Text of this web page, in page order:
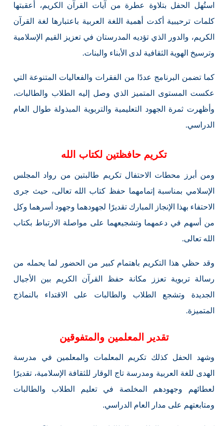
استُهل الحفل بتلاوة عطرة من آيات القرآن الكريم، أعقبتها
كلمات ترحيبية أكدت أهمية اللغة العربية باعتبارها لغة القرآن
الكريم، والدور الذي تؤديه المدرستان في تعزيز القيم الإسلامية
وترسيخ الهوية الثقافية لدى الأبناء والبنات.
كما تضمن البرنامج عددًا من الفقرات والفعاليات المتنوعة التي
عكست المستوى المتميز الذي وصل إليه الطلاب والطالبات،
وأظهرت ثمرة الجهود التعليمية والتربوية المبذولة طوال العام
الدراسي.
تكريم حافظتين لكتاب الله
ومن أبرز محطات الاحتفال تكريم طالبتين من رواد المجلس
الإسلامي بمناسبة إتمامهما حفظ كتاب الله تعالى، حيث جرى
الاحتفاء بهذا الإنجاز المبارك تقديرًا لجهودهما وجهود أسرهما وكل
من أسهم في دعمهما وتشجيعهما على مواصلة الارتباط بكتاب
الله تعالى.
وقد حظي هذا التكريم باهتمام كبير من الحضور لما يحمله من
رسالة تربوية تعزز مكانة حفظ القرآن الكريم بين الأجيال
الجديدة وتشجع الطلاب والطالبات على الاقتداء بالنماذج
المتميزة.
تقدير المعلمين والمتفوقين
وشهد الحفل كذلك تكريم المعلمات والمعلمين في مدرسة
الهدى للغة العربية ومدرسة تاج الوقار للثقافة الإسلامية، تقديرًا
لعطائهم وجهودهم المخلصة في تعليم الطلاب والطالبات
ومتابعتهم على مدار العام الدراسي.